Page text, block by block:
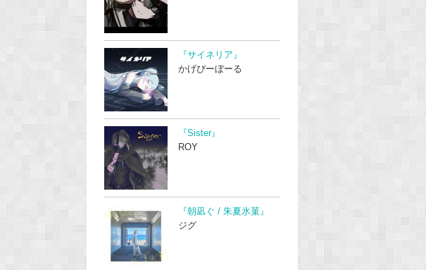
『サイネリア』
かげぴーぼーる
『Sister』
ROY
『朝凪ぐ / 朱夏氷菓』
ジグ